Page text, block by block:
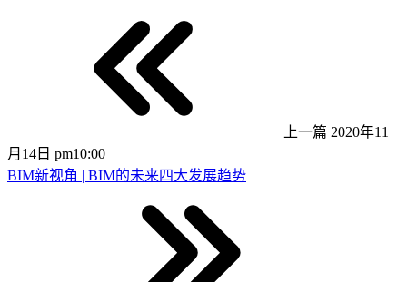
上一篇 2020年11
月14日 pm10:00
BIM新视角 | BIM的未来四大发展趋势